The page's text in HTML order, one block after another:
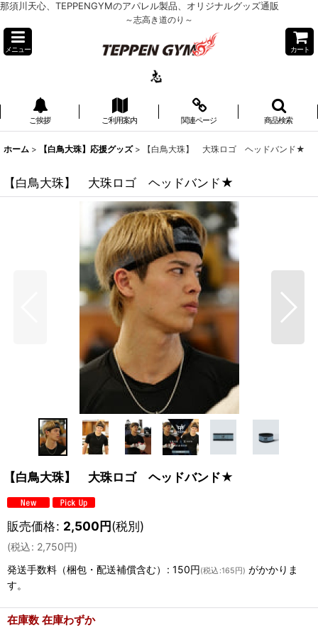
那須川天心、TEPPENGYMのアパレル製品、オリジナルグッズ通販
～志高き道のり～
メニュー カート
ご挨拶 ご利用案内 関連ページ 商品検索
ホーム > 【白鳥大珠】応援グッズ > 【白鳥大珠】 大珠ロゴ ヘッドバンド★
【白鳥大珠】 大珠ロゴ ヘッドバンド★
【白鳥大珠】 大珠ロゴ ヘッドバンド★
販売価格: 2,500円(税別)
(税込: 2,750円)
発送手数料（梱包・配送補償含む）
: 150円(税込 :165円 ) がかかりま
す。
在庫数 在庫わずか